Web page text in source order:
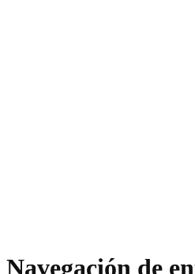
Navegación de